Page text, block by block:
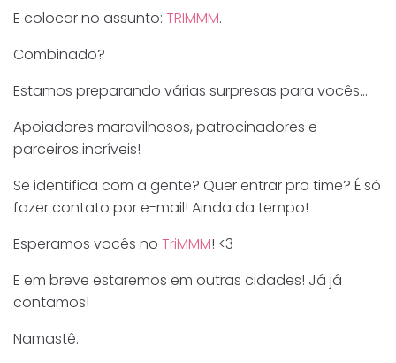
E colocar no assunto: TRIMMM.
Combinado?
Estamos preparando várias surpresas para vocês…
Apoiadores maravilhosos, patrocinadores e
parceiros incríveis!
Se identifica com a gente? Quer entrar pro time? É só
fazer contato por e-mail! Ainda da tempo!
Esperamos vocês no TriMMM! <3
E em breve estaremos em outras cidades! Já já
contamos!
Namastê.